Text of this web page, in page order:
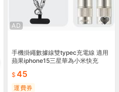
AD
手機掛繩數據線雙typec充電線 適用
蘋果iphone15三星華為小米快充
45
運費券